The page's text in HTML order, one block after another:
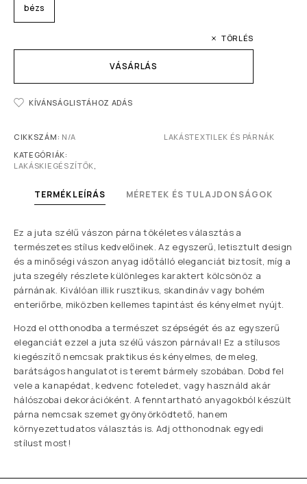
bézs
TÖRLÉS
VÁSÁRLÁS
KÍVÁNSÁGLISTÁHOZ ADÁS
CIKKSZÁM: N/A
KATEGÓRIÁK:
LAKÁSKIEGÉSZÍTŐK,
LAKÁSTEXTILEK ÉS PÁRNÁK
TERMÉKLEÍRÁS MÉRETEK ÉS TULAJDONSÁGOK
Ez a juta szélű vászon párna tökéletes választás a
természetes stílus kedvelőinek. Az egyszerű, letisztult design
és a minőségi vászon anyag időtálló eleganciát biztosít, míg a
juta szegély részlete különleges karaktert kölcsönöz a
párnának. Kiválóan illik rusztikus, skandináv vagy bohém
enteriőrbe, miközben kellemes tapintást és kényelmet nyújt.
Hozd el otthonodba a természet szépségét és az egyszerű
eleganciát ezzel a juta szélű vászon párnával! Ez a stílusos
kiegészítő nemcsak praktikus és kényelmes, de meleg,
barátságos hangulatot is teremt bármely szobában. Dobd fel
vele a kanapédat, kedvenc foteledet, vagy használd akár
hálószobai dekorációként. A fenntartható anyagokból készült
párna nemcsak szemet gyönyörködtető, hanem
környezettudatos választás is. Adj otthonodnak egyedi
stílust most!